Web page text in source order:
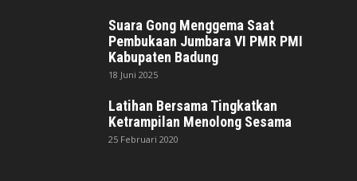
Suara Gong Menggema Saat
Pembukaan Jumbara VI PMR PMI
Kabupaten Badung
18 Juni 2025
Latihan Bersama Tingkatkan
Ketrampilan Menolong Sesama
25 Februari 2020